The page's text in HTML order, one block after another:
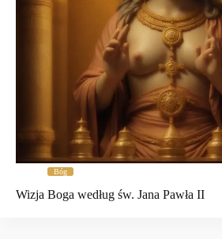
Bóg
Wizja Boga według św. Jana Pawła II